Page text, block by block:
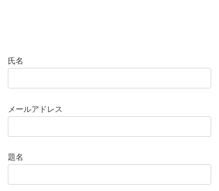
氏名
メールアドレス
題名